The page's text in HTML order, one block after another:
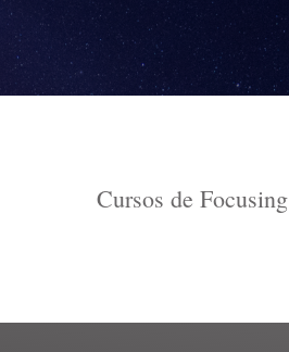
Cursos de Focusing